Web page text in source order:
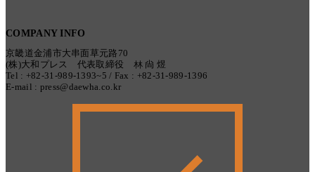
COMPANY INFO
京畿道金浦市大串面草元路70
(株)大和プレス 代表取締役 林 尙 煜
Tel : +82-31-989-1393~5 / Fax : +82-31-989-1396
E-mail : press@daewha.co.kr